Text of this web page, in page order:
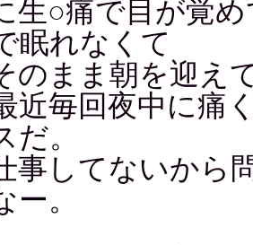
生○痛で目が覚
眠れなくて
のまま朝を迎え
近毎回夜中に痛
だ。
事してないから
ー。